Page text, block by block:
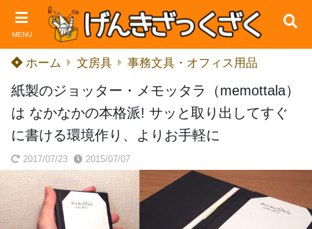
MENU
ホーム 文房具 事務文具・オフィス用品
紙製のジョッター・メモッタラ（memottala）
は なかなかの本格派! サッと取り出してすぐ
に書ける環境作り、よりお手軽に
2017/07/23 2015/07/07